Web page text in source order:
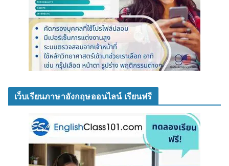
เว็บเรียนภาษาอังกฤษออนไลน์ เรียนฟรี